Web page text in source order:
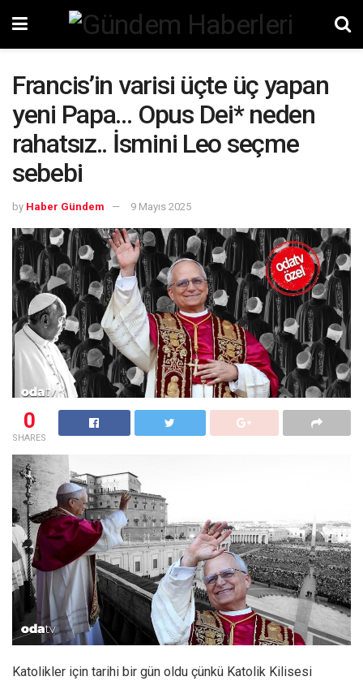
Francis’in varisi üçte üç yapan
yeni Papa… Opus Dei* neden
rahatsız.. İsmini Leo seçme
sebebi
by Haber Gündem 9 Mayıs 2025
0
SHARES
Katolikler için tarihi bir gün oldu çünkü Katolik Kilisesi